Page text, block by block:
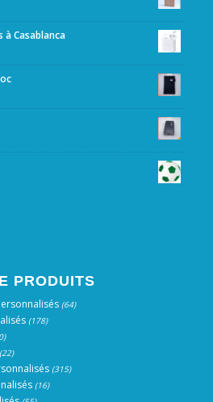
Casablanca
PRODUITS
(64)
(178)
(22)
(315)
(16)